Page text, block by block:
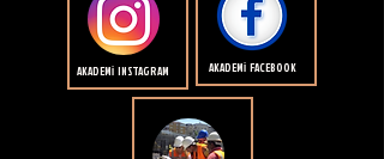
AKADEMİ INSTAGRAM AKADEMİ FACEBOOK